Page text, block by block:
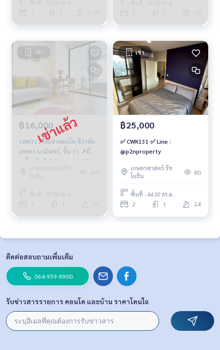
พื้นที่ : 33.00 ตร.ม.
5-10
พื้นที่ : 36.00 ตร.ม.
10
เช่า
฿16,000
CWK112 ให้เช่าคอนโด ชีวาทัย
เกษตร-นวมินทร์, ชั้น 11 📌มี
เครื่องซักผ้า 35 ตรม. 16,000
บาท 064-959-8900
เกษตรศาสตร์ รัช
โยธิน
360
พื้นที่ : 35.00 ตร.ม.
เช่า
฿25,000
✅ CWK131 ✅ Line :
@p2nproperty
เกษตรศาสตร์ รัช
โยธิน
80
พื้นที่ : 44.00 ตร.ม.
2 1 24
ติดต่อสอบถามเพิ่มเติม
064-959-8900
รับข่าวสารรายการ คอนโด และบ้าน ราคาโดนใจ